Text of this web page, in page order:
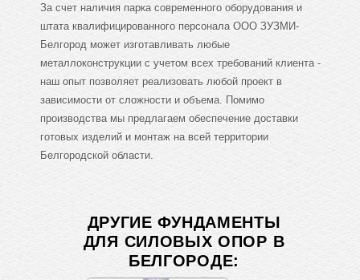
За счет наличия парка современного оборудования и
штата квалифицированного персонала ООО ЗУЗМИ-
Белгород может изготавливать любые
металлоконструкции с учетом всех требований клиента -
наш опыт позволяет реализовать любой проект в
зависимости от сложности и объема. Помимо
производства мы предлагаем обеспечение доставки
готовых изделий и монтаж на всей территории
Белгородской области.
ДРУГИЕ ФУНДАМЕНТЫ
ДЛЯ СИЛОВЫХ ОПОР В
БЕЛГОРОДЕ: